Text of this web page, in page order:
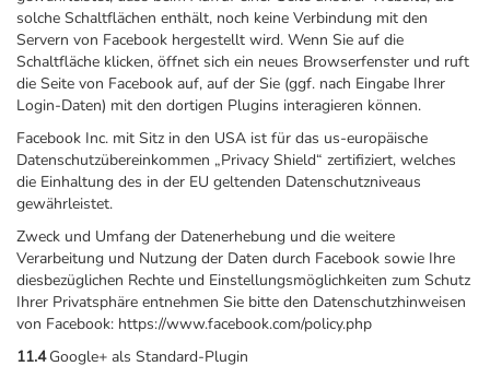
solche Schaltflächen enthält, noch keine Verbindung mit den
Servern von Facebook hergestellt wird. Wenn Sie auf die
Schaltfläche klicken, öffnet sich ein neues Browserfenster und ruft
die Seite von Facebook auf, auf der Sie (ggf. nach Eingabe Ihrer
Login-Daten) mit den dortigen Plugins interagieren können.
Facebook Inc. mit Sitz in den USA ist für das us-europäische
Datenschutzübereinkommen „Privacy Shield“ zertifiziert, welches
die Einhaltung des in der EU geltenden Datenschutzniveaus
gewährleistet.
Zweck und Umfang der Datenerhebung und die weitere
Verarbeitung und Nutzung der Daten durch Facebook sowie Ihre
diesbezüglichen Rechte und Einstellungsmöglichkeiten zum Schutz
Ihrer Privatsphäre entnehmen Sie bitte den Datenschutzhinweisen
von Facebook: https://www.facebook.com/policy.php
11.4Google+ als Standard-Plugin